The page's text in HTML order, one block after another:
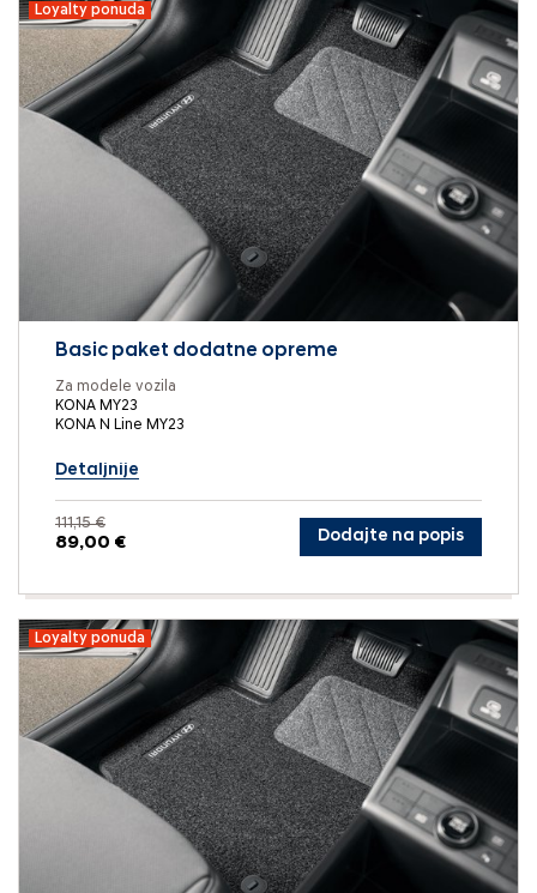
Loyalty ponuda
Basic paket dodatne opreme
Za modele vozila
KONA MY23
KONA N Line MY23
Detaljnije
111,15 €
89,00 € Dodajte na popis
Loyalty ponuda